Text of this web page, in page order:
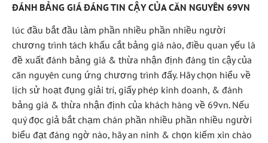
ĐÁNH BẢNG GIÁ ĐÁNG TIN CẬY CỦA CĂN NGUYÊN 69VN
lúc đầu bắt đầu làm phần nhiều phần nhiều người
chương trình tách khấu cắt bảng giá nào, điều quan yếu là
đề xuất đánh bảng giá & thừa nhận định đáng tin cậy của
căn nguyên cung ứng chương trình đấy. Hãy chọn hiểu về
lịch sử hoạt đụng giải trí, giấy phép kinh doanh, & đánh
bảng giá & thừa nhận định của khách hàng về 69vn. Nếu
quý đọc giả bắt chạm chán phần nhiều phần nhiều người
biểu đạt đáng ngờ nào, hãy an ninh & chọn kiếm xin chào